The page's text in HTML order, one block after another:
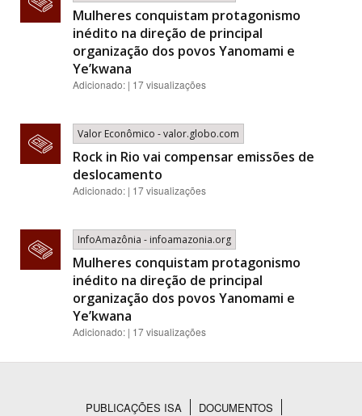
Mulheres conquistam protagonismo
inédito na direção de principal
organização dos povos Yanomami e
Ye’kwana
Adicionado: | 17 visualizações
Valor Econômico - valor.globo.com
Rock in Rio vai compensar emissões de
deslocamento
Adicionado: | 17 visualizações
InfoAmazônia - infoamazonia.org
Mulheres conquistam protagonismo
inédito na direção de principal
organização dos povos Yanomami e
Ye’kwana
Adicionado: | 17 visualizações
PUBLICAÇÕES ISA DOCUMENTOS